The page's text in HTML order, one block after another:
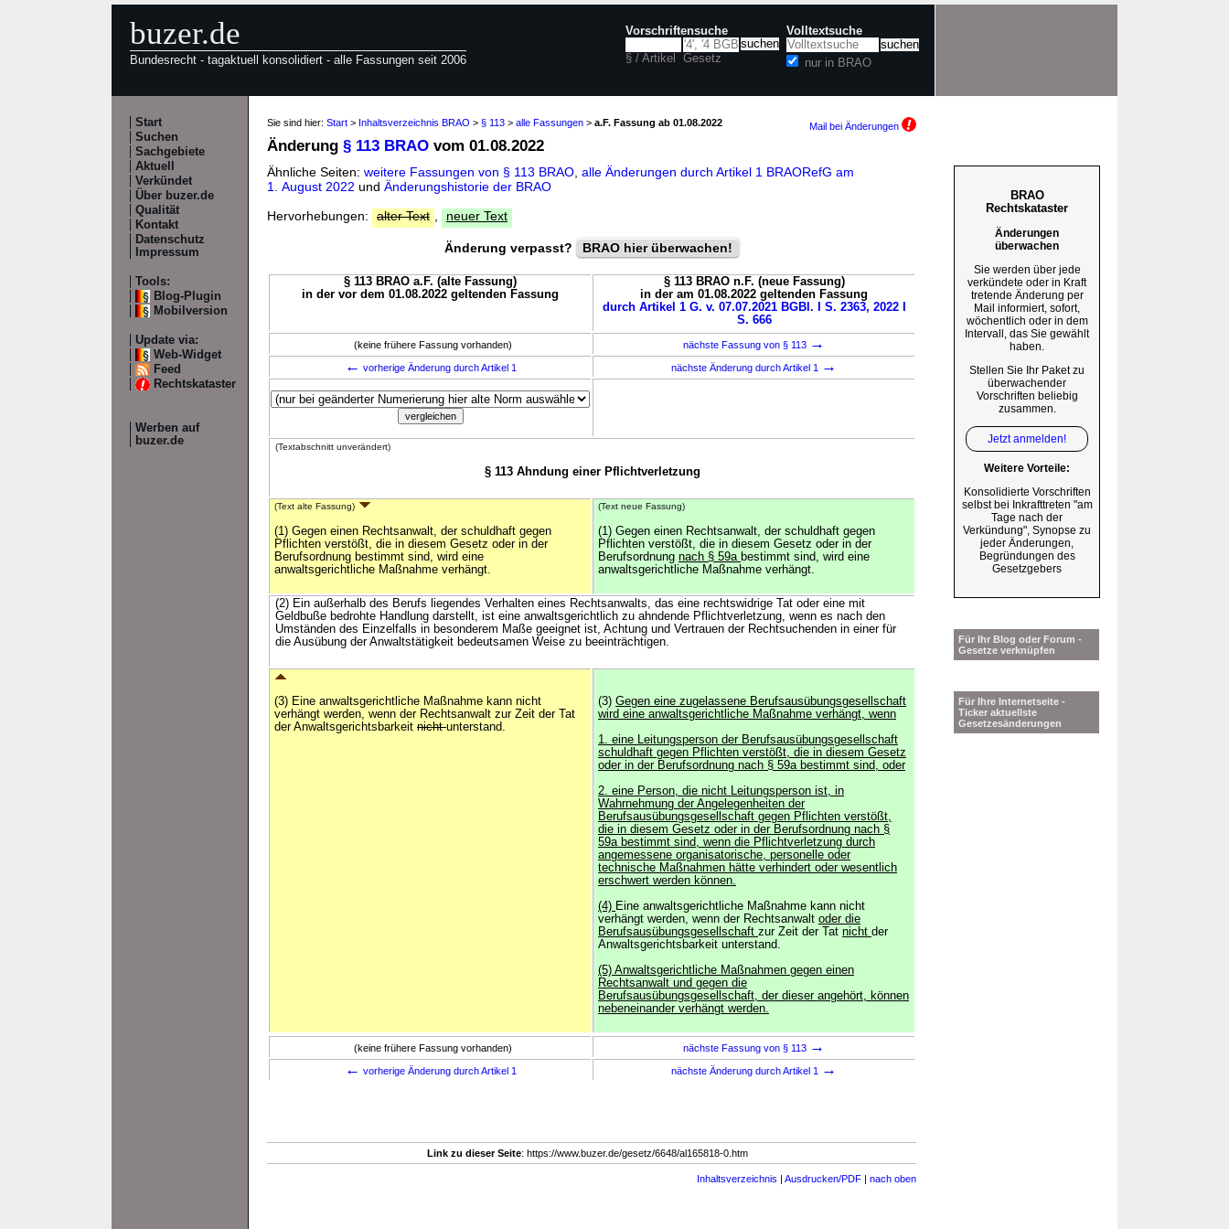
buzer.de
Bundesrecht - tagaktuell konsolidiert - alle Fassungen seit 2006
Vorschriftensuche
§ / Artikel Gesetz
Volltextsuche
nur in BRAO
Start
Suchen
Sachgebiete
Aktuell
Verkündet
Über buzer.de
Qualität
Kontakt
Datenschutz
Impressum
Tools:
Blog-Plugin
Mobilversion
Update via:
Web-Widget
Feed
Rechtskataster
Werben auf
buzer.de
Sie sind hier: Start > Inhaltsverzeichnis BRAO > § 113 > alle Fassungen > a.F. Fassung ab 01.08.2022 Mail bei Änderungen
Änderung § 113 BRAO vom 01.08.2022
Ähnliche Seiten: weitere Fassungen von § 113 BRAO alle Änderungen durch Artikel 1 BRAORefG am
1. August 2022 und Änderungshistorie der BRAO
Hervorhebungen:
alter Text neuer Text
Änderung verpasst? BRAO hier überwachen!
§ 113 BRAO a.F. (alte Fassung)
in der vor dem 01.08.2022 geltenden Fassung
§ 113 BRAO n.F. (neue Fassung)
in der am 01.08.2022 geltenden Fassung
durch Artikel 1 G. v. 07.07.2021 BGBl. I S. 2363, 2022 I
S. 666
(keine frühere Fassung vorhanden) nächste Fassung von § 113 →
← vorherige Änderung durch Artikel 1 nächste Änderung durch Artikel 1 →
(Textabschnitt unverändert)
§ 113 Ahndung einer Pflichtverletzung
(Text alte Fassung)
(1) Gegen einen Rechtsanwalt, der schuldhaft gegen
Pflichten verstößt, die in diesem Gesetz oder in der
Berufsordnung bestimmt sind, wird eine
anwaltsgerichtliche Maßnahme verhängt.
(Text neue Fassung)
(1) Gegen einen Rechtsanwalt, der schuldhaft gegen
Pflichten verstößt, die in diesem Gesetz oder in der
Berufsordnung nach § 59a bestimmt sind, wird eine
anwaltsgerichtliche Maßnahme verhängt.
(2) Ein außerhalb des Berufs liegendes Verhalten eines Rechtsanwalts, das eine rechtswidrige Tat oder eine mit
Geldbuße bedrohte Handlung darstellt, ist eine anwaltsgerichtlich zu ahndende Pflichtverletzung, wenn es nach den
Umständen des Einzelfalls in besonderem Maße geeignet ist, Achtung und Vertrauen der Rechtsuchenden in einer für
die Ausübung der Anwaltstätigkeit bedeutsamen Weise zu beeinträchtigen.
(3) Eine anwaltsgerichtliche Maßnahme kann nicht
verhängt werden, wenn der Rechtsanwalt zur Zeit der Tat
der Anwaltsgerichtsbarkeit nichtunterstand.
(3) Gegen eine zugelassene Berufsausübungsgesellschaft
wird eine anwaltsgerichtliche Maßnahme verhängt, wenn
1. eine Leitungsperson der Berufsausübungsgesellschaft
schuldhaft gegen Pflichten verstößt, die in diesem Gesetz
oder in der Berufsordnung nach § 59a bestimmt sind, oder
2. eine Person, die nicht Leitungsperson ist, in
Wahrnehmung der Angelegenheiten der
Berufsausübungsgesellschaft gegen Pflichten verstößt,
die in diesem Gesetz oder in der Berufsordnung nach §
59a bestimmt sind, wenn die Pflichtverletzung durch
angemessene organisatorische, personelle oder
technische Maßnahmen hätte verhindert oder wesentlich
erschwert werden können.
(4) Eine anwaltsgerichtliche Maßnahme kann nicht
verhängt werden, wenn der Rechtsanwalt oder die
Berufsausübungsgesellschaft zur Zeit der Tat nicht der
Anwaltsgerichtsbarkeit unterstand.
(5) Anwaltsgerichtliche Maßnahmen gegen einen
Rechtsanwalt und gegen die
Berufsausübungsgesellschaft, der dieser angehört, können
nebeneinander verhängt werden.
(keine frühere Fassung vorhanden) nächste Fassung von § 113 →
← vorherige Änderung durch Artikel 1 nächste Änderung durch Artikel 1 →
Link zu dieser Seite: https://www.buzer.de/gesetz/6648/al165818-0.htm
Inhaltsverzeichnis | Ausdrucken/PDF | nach oben
BRAO
Rechtskataster
Änderungen
überwachen
Sie werden über jede
verkündete oder in Kraft
tretende Änderung per
Mail informiert, sofort,
wöchentlich oder in dem
Intervall, das Sie gewählt
haben.
Stellen Sie Ihr Paket zu
überwachender
Vorschriften beliebig
zusammen.
Jetzt anmelden!
Weitere Vorteile:
Konsolidierte Vorschriften
selbst bei Inkrafttreten "am
Tage nach der
Verkündung", Synopse zu
jeder Änderungen,
Begründungen des
Gesetzgebers
Für Ihr Blog oder Forum -
Gesetze verknüpfen
Für Ihre Internetseite -
Ticker aktuellste
Gesetzesänderungen